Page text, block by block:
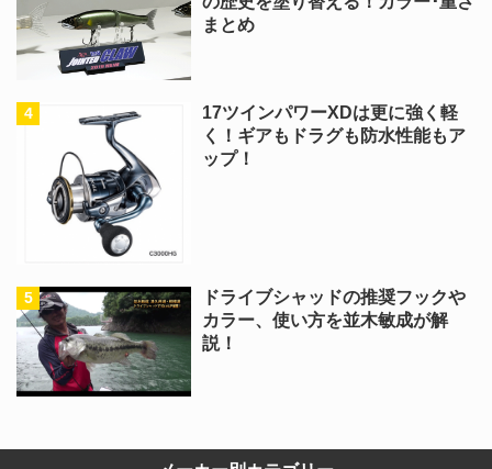
まとめ
17ツインパワーXDは更に強く軽
く！ギアもドラグも防水性能もア
ップ！
ドライブシャッドの推奨フックや
カラー、使い方を並木敏成が解
説！